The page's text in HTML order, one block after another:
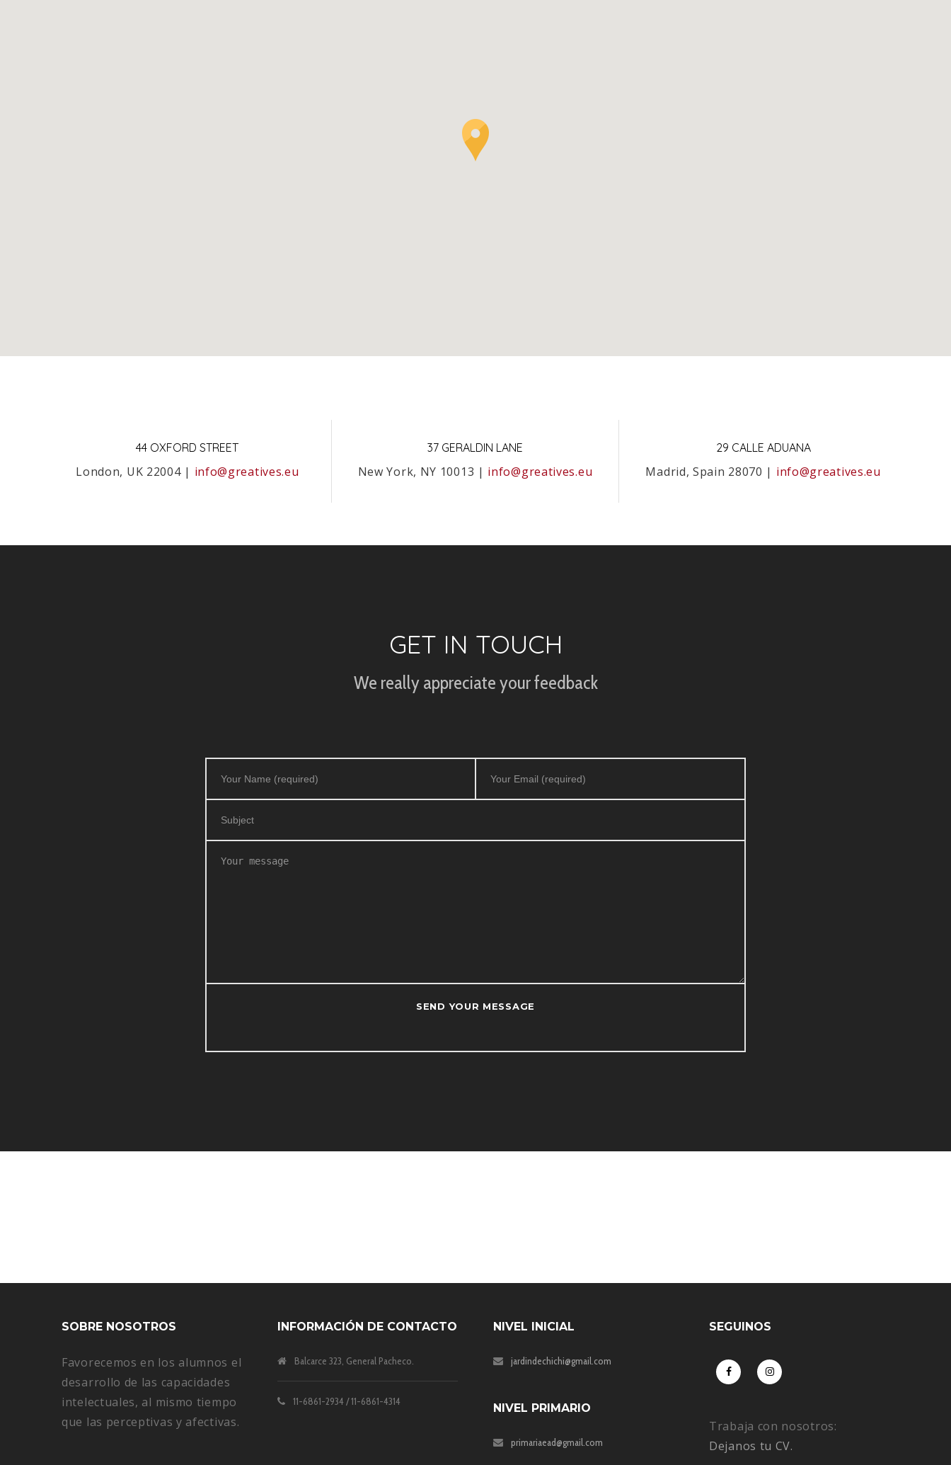
44 OXFORD STREET
London, UK 22004 | info@greatives.eu
37 GERALDIN LANE
New York, NY 10013 | info@greatives.eu
29 CALLE ADUANA
Madrid, Spain 28070 | info@greatives.eu
GET IN TOUCH
We really appreciate your feedback
SOBRE NOSOTROS
Favorecemos en los alumnos el
desarrollo de las capacidades
intelectuales, al mismo tiempo
que las perceptivas y afectivas.
INFORMACIÓN DE CONTACTO
Balcarce 323, General Pacheco.
11-6861-2934 / 11-6861-4314
NIVEL INICIAL
jardindechichi@gmail.com
NIVEL PRIMARIO
primariaead@gmail.com
SEGUINOS
Trabaja con nosotros:
Dejanos tu CV.